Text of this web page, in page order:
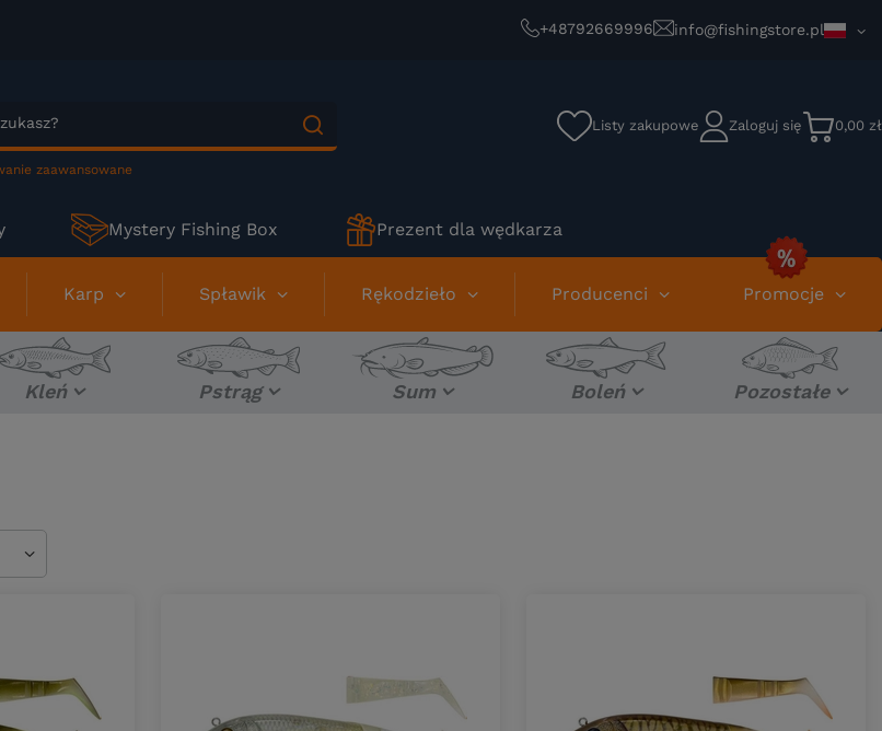
+48792669996 info@fishingstore.pl
zaawansowane
Listy zakupowe Zaloguj się 0,00 zł
Mystery Fishing Box Prezent dla wędkarza
Karp Spławik Rękodzieło Producenci Promocje
Kleń Pstrąg Sum Boleń Pozostałe